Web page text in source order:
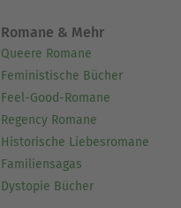
Romane & Mehr
Queere Romane
Feministische Bücher
Feel-Good-Romane
Regency Romane
Historische Liebesromane
Familiensagas
Dystopie Bücher